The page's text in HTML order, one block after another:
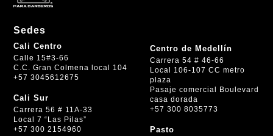
Sedes
Cali Centro
Calle 15#3-66
C.C. Gran Colmena local 104
+57 3045612675
Cali Sur
Carrera 56 # 11A-33
Local 7 “Las Pilas”
+57 300 2154960
Centro de Medellín
Carrera 54 # 46-66
Local 106-107 CC metro
plaza
Pasaje comercial Boulevard
casa dorada
+57 300 8035773
Pasto